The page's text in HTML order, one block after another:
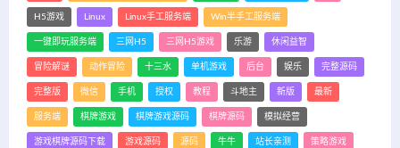
H5游戏 Linux Linux手工服务端 Win半手工服务端
一键即玩服务端 三网H5 三网H5游戏 乐游 休闲益智
冒险解谜 动作冒险 十三水 单机游戏 后台 娱乐 完整源码
完整版 微信 手机 授权 教程 斗地主 新版 最新
服务端 棋牌游戏 棋牌游戏源码 棋牌源码 模拟经营
游戏棋牌源码下载 游戏源码 源码 牛牛 站长亲测 策略游戏